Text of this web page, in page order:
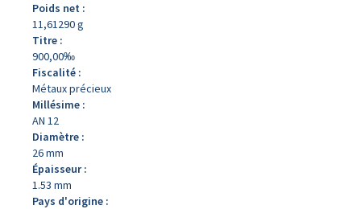
Poids net :
11,61290 g
Titre :
900,00‰
Fiscalité :
Métaux précieux
Millésime :
AN 12
Diamètre :
26 mm
Épaisseur :
1.53 mm
Pays d'origine :